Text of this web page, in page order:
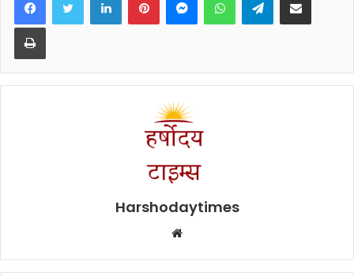
Print
Harshodaytimes
Website